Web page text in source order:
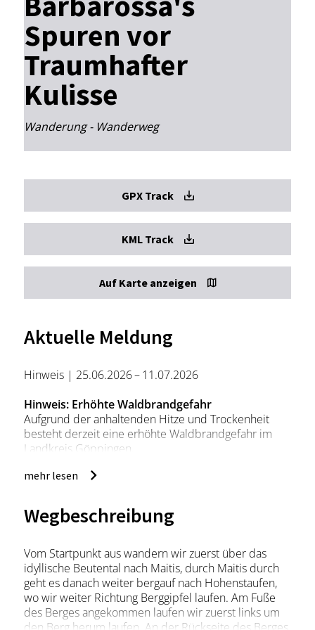
Spuren vor
Traumhafter
Kulisse
Wanderung - Wanderweg
GPX Track
KML Track
Auf Karte anzeigen
Aktuelle Meldung
Hinweis | 25.06.2026 – 11.07.2026
Hinweis: Erhöhte Waldbrandgefahr
Aufgrund der anhaltenden Hitze und Trockenheit
besteht derzeit eine erhöhte Waldbrandgefahr im
Landkreis Göppingen.
Im Wald gilt vom 1. März bis 31. Oktober ein
Feuer sind ausschließlich an offiziellen Grillstellen
unbedingt zu beachten.
Mitgebrachte Grillgeräte dürfen im Wald nicht
verwendet werden.
mehr lesen
Wegbeschreibung
Vom Startpunkt aus wandern wir zuerst über das
idyllische Beutental nach Maitis, durch Maitis durch
geht es danach weiter bergauf nach Hohenstaufen,
wo wir weiter Richtung Berggipfel laufen. Am Fuße
des Berges angekommen laufen wir zuerst links um